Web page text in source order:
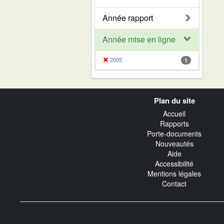
Année rapport
Année mise en ligne
2005 1
Plan du site
Accueil
Rapports
Porte-documents
Nouveautés
Aide
Accessibilité
Mentions légales
Contact